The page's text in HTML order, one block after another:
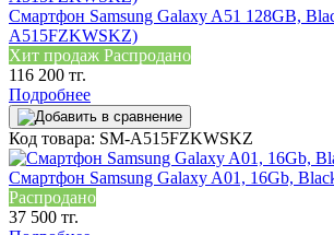
Смартфон Samsung Galaxy A51 128GB,
A515FZKWSKZ)
Хит продаж Распродано
116 200 тг.
Подробнее
Код товара: SM-A515FZKWSKZ
Смартфон Samsung Galaxy A01, 16Gb,
Распродано
37 500 тг.